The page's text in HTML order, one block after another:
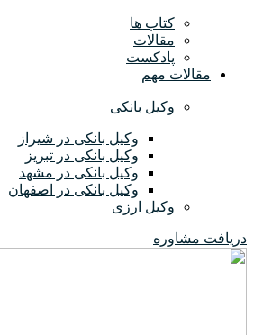
کتاب ها
مقالات
پادکست
مقالات مهم
وکیل بانکی
وکیل بانکی در شیراز
وکیل بانکی در تبریز
وکیل بانکی در مشهد
وکیل بانکی در اصفهان
وکیل ارزی
دریافت مشاوره